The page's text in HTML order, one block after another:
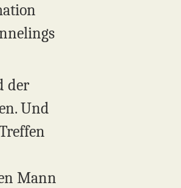
der
Und
Mann